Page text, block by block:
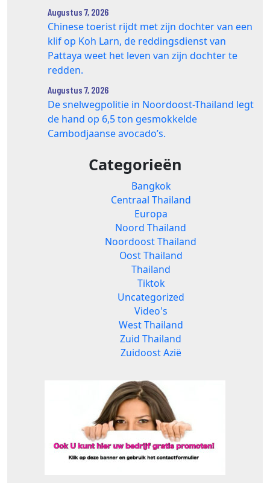
Augustus 7, 2026
Chinese toerist rijdt met zijn dochter van een
klif op Koh Larn, de reddingsdienst van
Pattaya weet het leven van zijn dochter te
redden.
Augustus 7, 2026
De snelwegpolitie in Noordoost-Thailand legt
de hand op 6,5 ton gesmokkelde
Cambodjaanse avocado’s.
Categorieën
Bangkok
Centraal Thailand
Europa
Noord Thailand
Noordoost Thailand
Oost Thailand
Thailand
Tiktok
Uncategorized
Video's
West Thailand
Zuid Thailand
Zuidoost Azië